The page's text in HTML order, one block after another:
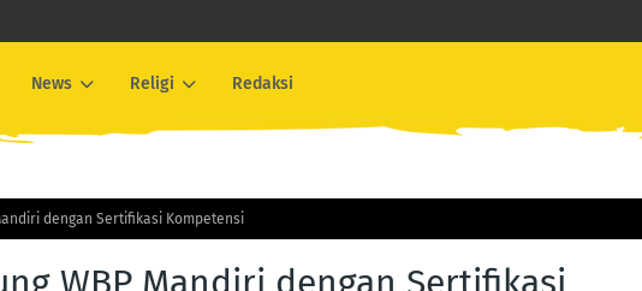
News Religi Redaksi
dengan Sertifikasi Kompetensi